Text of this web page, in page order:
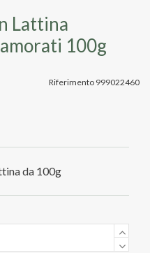
Lattina
100g
Riferimento 999022460
da 100g